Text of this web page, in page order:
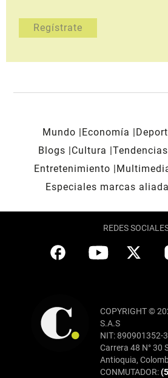
Mundo Economía
Blogs
Cultura Tendencias
Entretenimiento
Especiales marcas
REDES
COPYRIGHT ©
S.A.S
NIT: 890901352-3
Carrera 48 N° 30
Antioquia,
CONMUTADOR: